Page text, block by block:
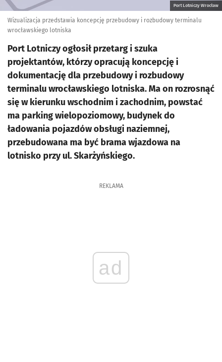
Port Lotniczy Wrocław
Wizualizacja przedstawia koncepcję przebudowy i rozbudowy terminalu
wrocławskiego lotniska
Port Lotniczy ogłosił przetarg i szuka
projektantów, którzy opracują koncepcję i
dokumentację dla przebudowy i rozbudowy
terminalu wrocławskiego lotniska. Ma on rozrosnąć
się w kierunku wschodnim i zachodnim, powstać
ma parking wielopoziomowy, budynek do
ładowania pojazdów obsługi naziemnej,
przebudowana ma być brama wjazdowa na
lotnisko przy ul. Skarżyńskiego.
REKLAMA
ad